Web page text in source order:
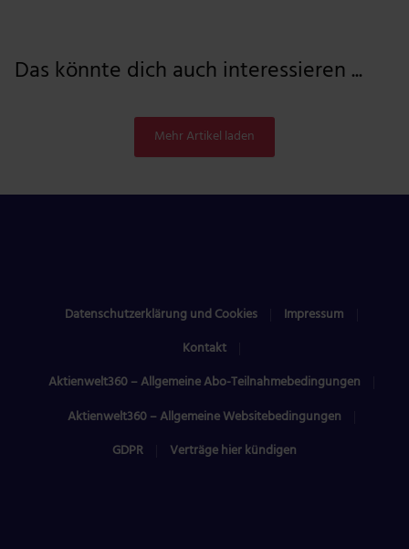
Das könnte dich auch interessieren ...
Mehr Artikel laden
Datenschutzerklärung und Cookies
Impressum
Kontakt
Aktienwelt360 – Allgemeine Abo-Teilnahmebedingungen
Aktienwelt360 – Allgemeine Websitebedingungen
GDPR
Verträge hier kündigen